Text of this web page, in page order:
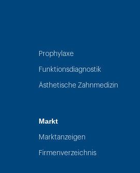
Prophylaxe
Funktionsdiagnostik
Ästhetische Zahnmedizin
Markt
Marktanzeigen
Firmenverzeichnis